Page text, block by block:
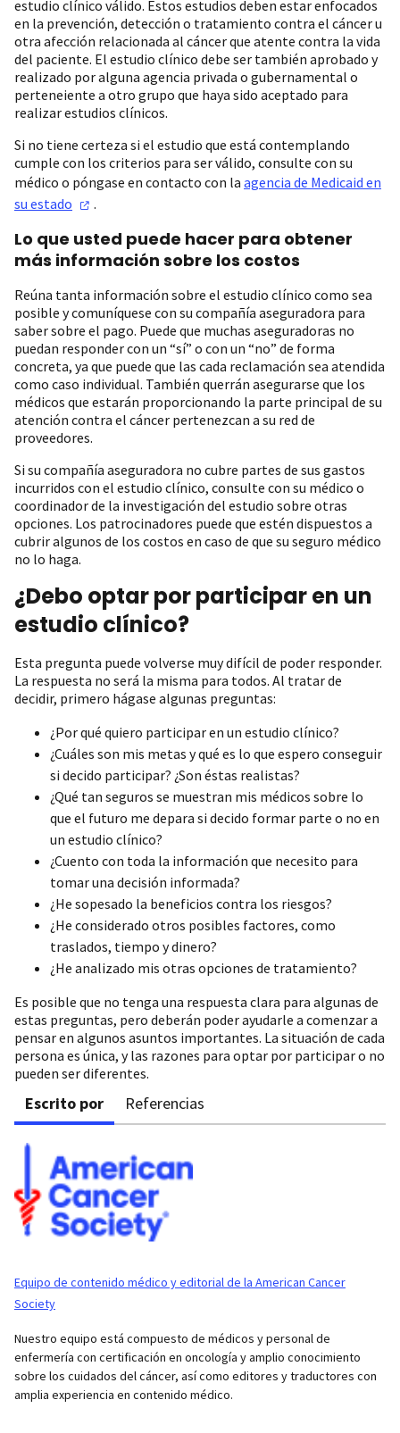
estudio clínico válido. Estos estudios deben estar enfocados
en la prevención, detección o tratamiento contra el cáncer u
otra afección relacionada al cáncer que atente contra la vida
del paciente. El estudio clínico debe ser también aprobado y
realizado por alguna agencia privada o gubernamental o
perteneiente a otro grupo que haya sido aceptado para
realizar estudios clínicos.
Si no tiene certeza si el estudio que está contemplando
cumple con los criterios para ser válido, consulte con su
médico o póngase en contacto con la agencia de Medicaid en
su estado .
Lo que usted puede hacer para obtener
más información sobre los costos
Reúna tanta información sobre el estudio clínico como sea
posible y comuníquese con su compañía aseguradora para
saber sobre el pago. Puede que muchas aseguradoras no
puedan responder con un “sí” o con un “no” de forma
concreta, ya que puede que las cada reclamación sea atendida
como caso individual. También querrán asegurarse que los
médicos que estarán proporcionando la parte principal de su
atención contra el cáncer pertenezcan a su red de
proveedores.
Si su compañía aseguradora no cubre partes de sus gastos
incurridos con el estudio clínico, consulte con su médico o
coordinador de la investigación del estudio sobre otras
opciones. Los patrocinadores puede que estén dispuestos a
cubrir algunos de los costos en caso de que su seguro médico
no lo haga.
¿Debo optar por participar en un
estudio clínico?
Esta pregunta puede volverse muy difícil de poder responder.
La respuesta no será la misma para todos. Al tratar de
decidir, primero hágase algunas preguntas:
¿Por qué quiero participar en un estudio clínico?
¿Cuáles son mis metas y qué es lo que espero conseguir
si decido participar? ¿Son éstas realistas?
¿Qué tan seguros se muestran mis médicos sobre lo
que el futuro me depara si decido formar parte o no en
un estudio clínico?
¿Cuento con toda la información que necesito para
tomar una decisión informada?
¿He sopesado la beneficios contra los riesgos?
¿He considerado otros posibles factores, como
traslados, tiempo y dinero?
¿He analizado mis otras opciones de tratamiento?
Es posible que no tenga una respuesta clara para algunas de
estas preguntas, pero deberán poder ayudarle a comenzar a
pensar en algunos asuntos importantes. La situación de cada
persona es única, y las razones para optar por participar o no
pueden ser diferentes.
Escrito por Referencias
Equipo de contenido médico y editorial de la American Cancer
Society
Nuestro equipo está compuesto de médicos y personal de
enfermería con certificación en oncología y amplio conocimiento
sobre los cuidados del cáncer, así como editores y traductores con
amplia experiencia en contenido médico.